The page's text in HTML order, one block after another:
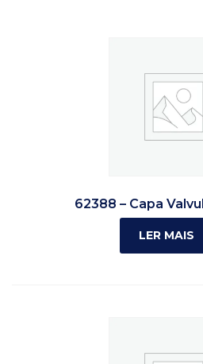
62388 – Capa
LER MAIS